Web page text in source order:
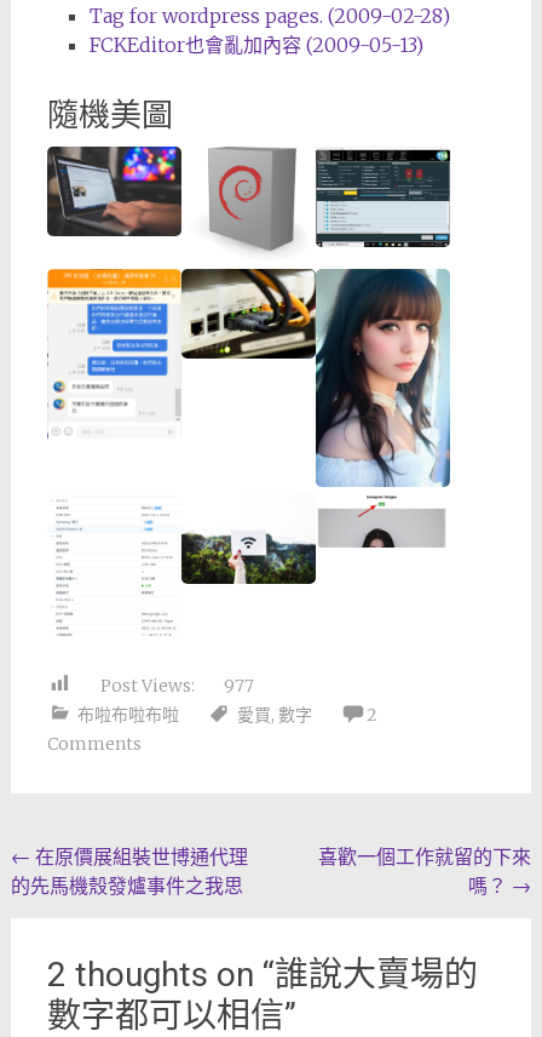
Tag for wordpress pages. (2009-02-28)
FCKEditor也會亂加內容 (2009-05-13)
隨機美圖
Post Views:
977
布啦布啦布啦
愛買, 數字
2
Comments
Post
navigation
← 在原價展組裝世博通代理
的先馬機殼發爐事件之我思
喜歡一個工作就留的下來
嗎？ →
2 thoughts on “誰說大賣場的
數字都可以相信”